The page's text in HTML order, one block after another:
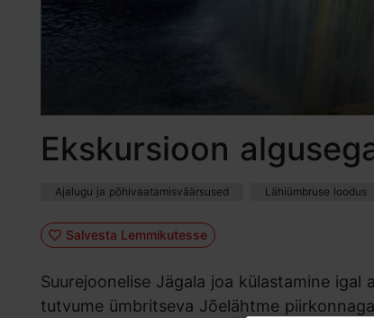
Ekskursioon
Ajalugu ja põhivaatamisväärsused Lähiümbruse loodus
Salvesta Lemmikutesse
Suurejoonelise Jägala joa külastamine
tutvume ümbritseva Jõelähtme